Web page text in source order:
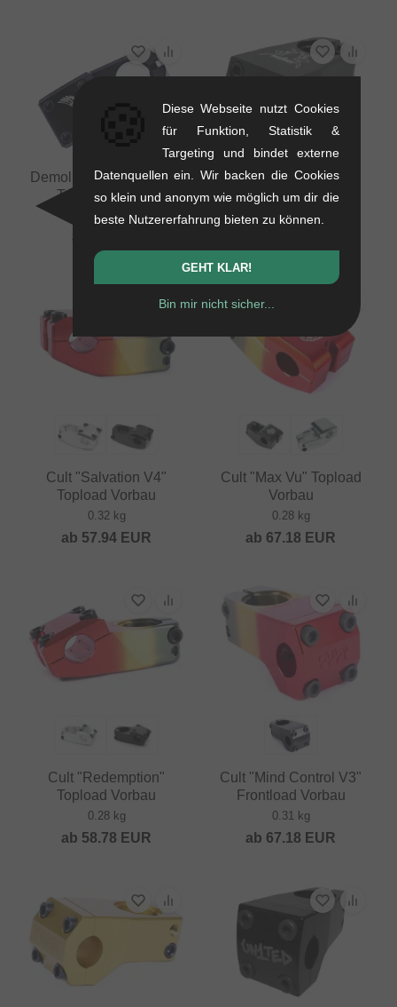
Demolition "Josh Dove "
Topload Vorbau
0.32 kg
Demolition "Peraza "
Frontload Vorbau
0.29 kg
Cult "Salvation V4"
Topload Vorbau
0.32 kg
ab 57.94 EUR
Cult "Max Vu" Topload
Vorbau
0.28 kg
ab 67.18 EUR
Cult "Redemption"
Topload Vorbau
0.28 kg
ab 58.78 EUR
Cult "Mind Control V3"
Frontload Vorbau
0.31 kg
ab 67.18 EUR
Diese Webseite nutzt Cookies
für Funktion, Statistik &
Targeting und bindet externe
Datenquellen ein. Wir backen die Cookies
so klein und anonym wie möglich um dir die
beste Nutzererfahrung bieten zu können.
GEHT KLAR!
Bin mir nicht sicher...